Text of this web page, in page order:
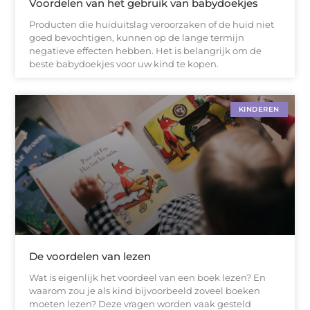
Voordelen van het gebruik van babydoekjes
Producten die huiduitslag veroorzaken of de huid niet
goed bevochtigen, kunnen op de lange termijn
negatieve effecten hebben. Het is belangrijk om de
beste babydoekjes voor uw kind te kopen.
KINDEREN
De voordelen van lezen
Wat is eigenlijk het voordeel van een boek lezen? En
waarom zou je als kind bijvoorbeeld zoveel boeken
moeten lezen? Deze vragen worden vaak gesteld